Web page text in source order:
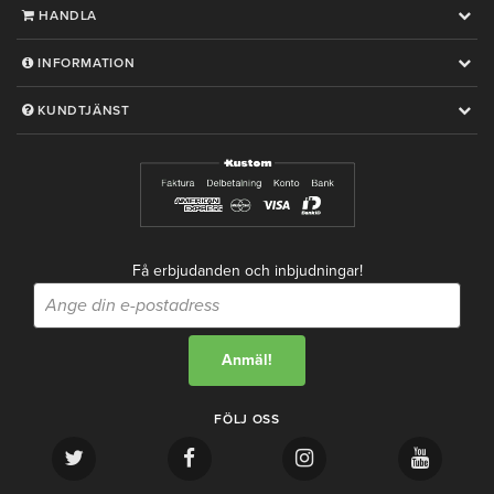
HANDLA
INFORMATION
KUNDTJÄNST
Få erbjudanden och inbjudningar!
FÖLJ OSS